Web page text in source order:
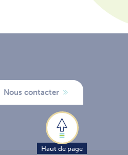
Haut de page
Nous contacter